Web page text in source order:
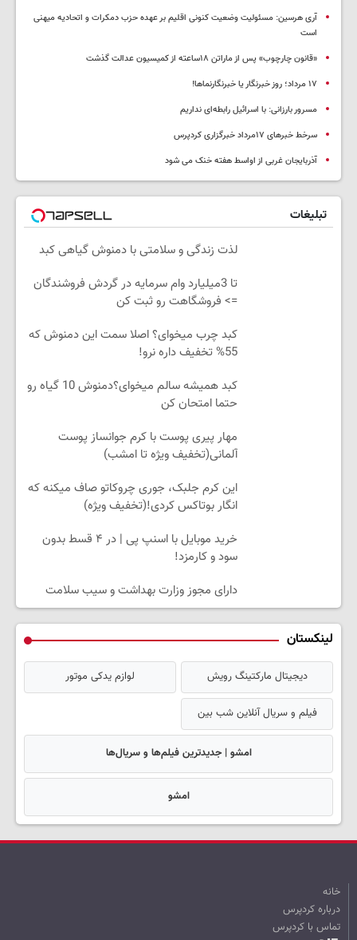
آری هرسین: مسئولیت وضعیت کنونی اقلیم بر عهده حزب دمکرات و اتحادیه میهنی
است
«قانون چارچوب» پس از ماراتن ۱۸ساعته از کمیسیون عدالت گذشت
١٧ مرداد؛ روز خبرنگار یا خبرنگارنماها!
مسرور بارزانی: با اسرائیل رابطه‌ای نداریم
سرخط خبرهای ۱۷مرداد خبرگزاری کردپرس
آذربایجان غربی از اواسط هفته خنک می شود
تبلیغات
لذت زندگی و سلامتی با دمنوش گیاهی کبد
تا 3میلیارد وام سرمایه در گردش فروشندگان
=> فروشگاهت رو ثبت کن
کبد چرب میخوای؟ اصلا سمت این دمنوش که
55% تخفیف داره نرو!
کبد همیشه سالم میخوای؟دمنوش 10 گیاه رو
حتما امتحان کن
مهار پیری پوست با کرم جوانساز پوست
آلمانی(تخفیف ویژه تا امشب)
این کرم جلبک، جوری چروکاتو صاف میکنه که
انگار بوتاکس کردی!(تخفیف ویژه)
خرید موبایل با اسنپ پی | در ۴ قسط بدون
سود و کارمزد!
دارای مجوز وزارت بهداشت و سیب سلامت
لینکستان
دیجیتال مارکتینگ رویش لوازم یدکی موتور
فیلم و سریال آنلاین شب بین
امشو | جدیدترین فیلم‌ها و سریال‌ها
امشو
خانه
درباره کردپرس
تماس با کردپرس